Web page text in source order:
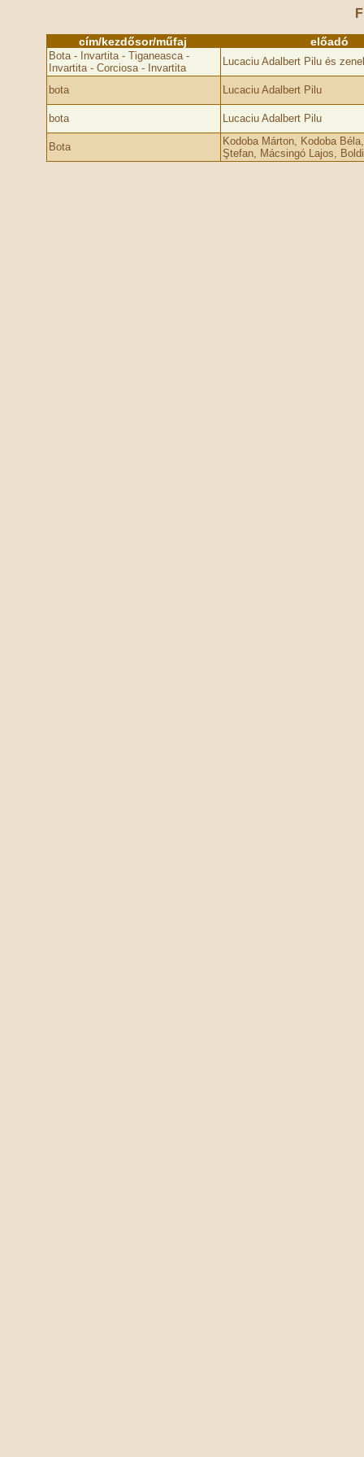
cím/kezdősor/műfaj előadó
Bota - Invartita - Tiganeasca -
Invartita - Corciosa - Invartita
Lucaciu Adalbert Pilu és
bota Lucaciu Adalbert Pilu
bota Lucaciu Adalbert Pilu
Bota
Kodoba Márton, Kodoba
Ştefan, Mácsingó Lajos,